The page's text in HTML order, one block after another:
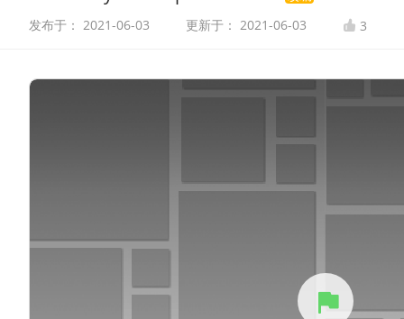
发布于： 2021-06-03 更新于： 2021-06-03 3